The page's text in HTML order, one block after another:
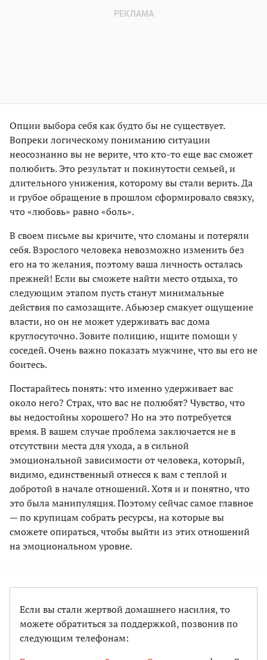
Опции выбора себя как будто бы не существует.
Вопреки логическому пониманию ситуации
неосознанно вы не верите, что кто-то еще вас сможет
полюбить. Это результат и покинутости семьей, и
длительного унижения, которому вы стали верить. Да
и грубое обращение в прошлом сформировало связку,
что «любовь» равно «боль».
В своем письме вы кричите, что сломаны и потеряли
себя. Взрослого человека невозможно изменить без
его на то желания, поэтому ваша личность осталась
прежней! Если вы сможете найти место отдыха, то
следующим этапом пусть станут минимальные
действия по самозащите. Абьюзер смакует ощущение
власти, но он не может удерживать вас дома
круглосуточно. Зовите полицию, ищите помощи у
соседей. Очень важно показать мужчине, что вы его не
боитесь.
Постарайтесь понять: что именно удерживает вас
около него? Страх, что вас не полюбят? Чувство, что
вы недостойны хорошего? Но на это потребуется
время. В вашем случае проблема заключается не в
отсутствии места для ухода, а в сильной
эмоциональной зависимости от человека, который,
видимо, единственный отнесся к вам с теплой и
добротой в начале отношений. Хотя и и понятно, что
это была манипуляция. Поэтому сейчас самое главное
— по крупицам собрать ресурсы, на которые вы
сможете опираться, чтобы выйти из этих отношений
на эмоциональном уровне.
Если вы стали жертвой домашнего насилия, то
можете обратиться за поддержкой, позвонив по
следующим телефонам: